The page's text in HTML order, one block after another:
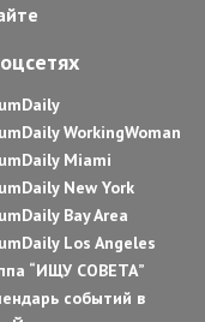
WorkingWoman
Miami
New York
Bay Area
Los Angeles
“ИЩУ СОВЕТА”
событий в